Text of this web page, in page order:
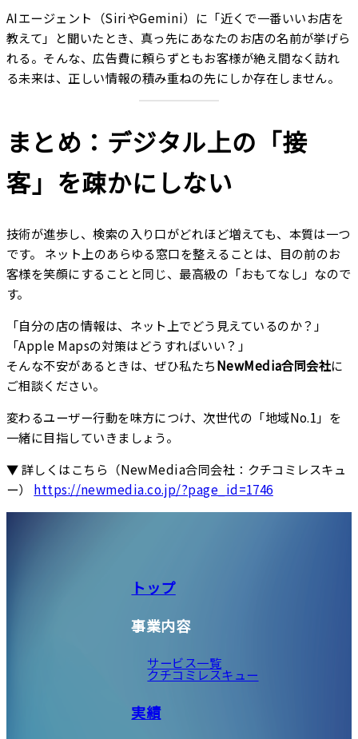
AIエージェント（SiriやGemini）に「近くで一番いいお店を
教えて」と聞いたとき、真っ先にあなたのお店の名前が挙げら
れる。そんな、広告費に頼らずともお客様が絶え間なく訪れ
る未来は、正しい情報の積み重ねの先にしか存在しません。
まとめ：デジタル上の「接
客」を疎かにしない
技術が進歩し、検索の入り口がどれほど増えても、本質は一つ
です。 ネット上のあらゆる窓口を整えることは、目の前のお
客様を笑顔にすることと同じ、最高級の「おもてなし」なので
す。
「自分の店の情報は、ネット上でどう見えているのか？」
「Apple Mapsの対策はどうすればいい？」
そんな不安があるときは、ぜひ私たちNewMedia合同会社に
ご相談ください。
変わるユーザー行動を味方につけ、次世代の「地域No.1」を
一緒に目指していきましょう。
▼ 詳しくはこちら（NewMedia合同会社：クチコミレスキュ
ー） https://newmedia.co.jp/?page_id=1746
トップ
事業内容
サービス一覧
クチコミレスキュー
実績